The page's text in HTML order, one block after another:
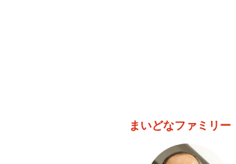
まいどなファミリー